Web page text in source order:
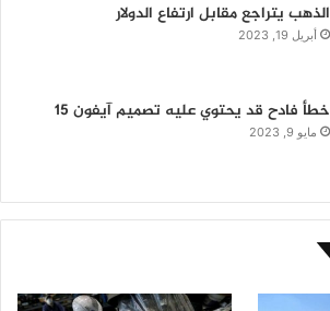
الذهب يتراجع مقابل ارتفاع الدولار
أبريل 19, 2023
خطأ فادح قد يحتوي عليه تصميم آيفون 15
مايو 9, 2023